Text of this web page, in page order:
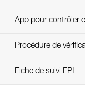
App pour contrôler
Procédure de
verif-
Fiche de suivi EPI